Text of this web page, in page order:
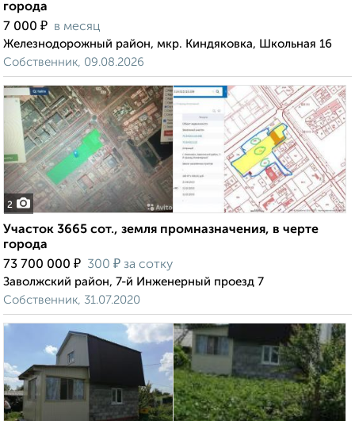
города
7 000 ₽ в месяц
Железнодорожный район, мкр. Киндяковка, Школьная 16
Собственник, 09.08.2026
2
Участок 3665 сот., земля промназначения, в черте
города
73 700 000 ₽ 300 ₽ за сотку
Заволжский район, 7-й Инженерный проезд 7
Собственник, 31.07.2020